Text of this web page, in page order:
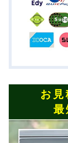
お見
最